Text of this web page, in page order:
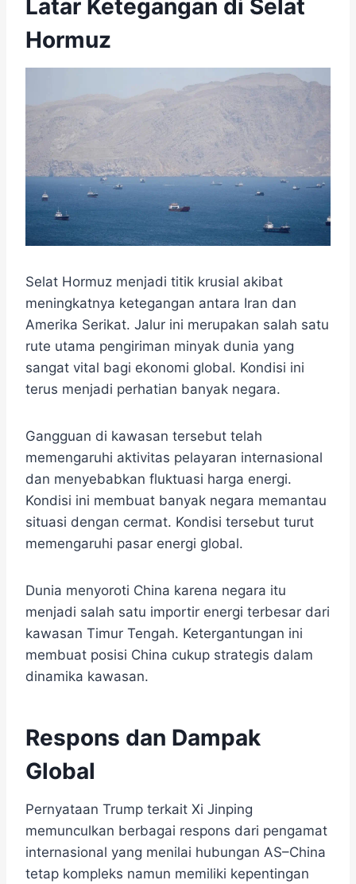
Latar Ketegangan di Selat
Hormuz
Selat Hormuz menjadi titik krusial akibat
meningkatnya ketegangan antara Iran dan
Amerika Serikat. Jalur ini merupakan salah satu
rute utama pengiriman minyak dunia yang
sangat vital bagi ekonomi global. Kondisi ini
terus menjadi perhatian banyak negara.
Gangguan di kawasan tersebut telah
memengaruhi aktivitas pelayaran internasional
dan menyebabkan fluktuasi harga energi.
Kondisi ini membuat banyak negara memantau
situasi dengan cermat. Kondisi tersebut turut
memengaruhi pasar energi global.
Dunia menyoroti China karena negara itu
menjadi salah satu importir energi terbesar dari
kawasan Timur Tengah. Ketergantungan ini
membuat posisi China cukup strategis dalam
dinamika kawasan.
Respons dan Dampak
Global
Pernyataan Trump terkait Xi Jinping
memunculkan berbagai respons dari pengamat
internasional yang menilai hubungan AS–China
tetap kompleks namun memiliki kepentingan